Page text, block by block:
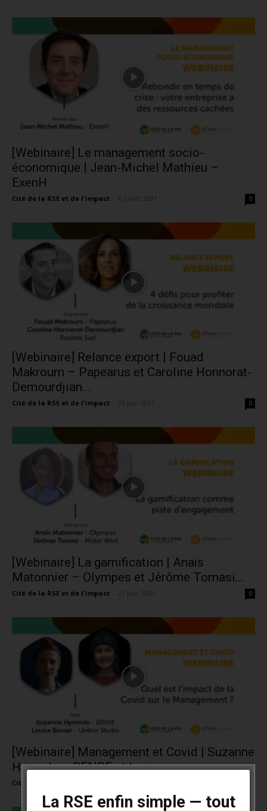
[Webinaire] Le management socio-
économique | Jean-Michel Mathieu –
ExenH
Cité de la RSE et de l'impact 6 juillet 2021 0
[Webinaire] Relance export | Fouad
Makroum – Papearus et Caroline Honnorat-
Demourdjian...
Cité de la RSE et de l'impact 0
[Webinaire] La gamification | Anaïs
Matonnier – Olympes et Jérôme Tomasi...
Cité de la RSE et de l'impact 0
[Webinaire] Management et Covid | Suzanne
Hyronde – SENSE et Louise...
Cité de la RSE et de l'impact
La RSE enfin simple — tout